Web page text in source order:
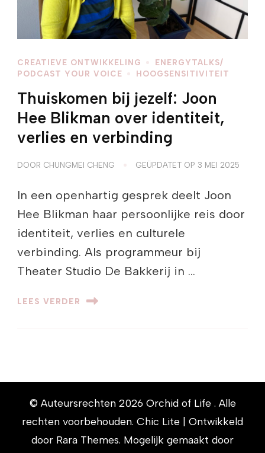
CREATIEVE ONTWIKKELING
ENERGYTALKS/
PODCAST YOUR VOICE
HOOGSENSITIVITEIT
Thuiskomen bij jezelf: Joon
Hee Blikman over identiteit,
verlies en verbinding
DOOR CHUNGMEI CHENG GEÜPDATET OP 3 MEI 2025
In een openhartig gesprek deelt Joon
Hee Blikman haar persoonlijke reis door
identiteit, verlies en culturele
verbinding. Als programmeur bij
Theater Studio De Bakkerij in …
LEES VERDER
© Auteursrechten 2026 Orchid of Life . Alle
rechten voorbehouden. Chic Lite | Ontwikkeld
door Rara Themes. Mogelijk gemaakt door